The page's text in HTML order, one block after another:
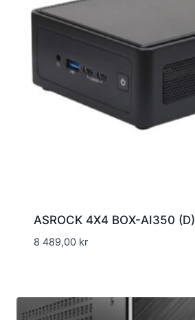
ASROCK 4X4 BOX-AI350 (D)
8 489,00 kr